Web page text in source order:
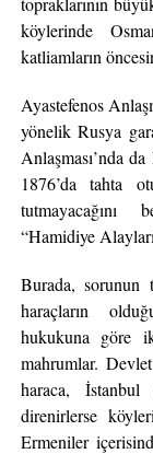
köylerinde
katliamların
Ayastefenos
yönelik Rusya
Anlaşması’nda
1876’da tahta
tutmayacağını
“Hamidiye
Burada, sorunun
haraçların
hukukuna göre
mahrumlar.
haraca,
direnirlerse
Ermeniler